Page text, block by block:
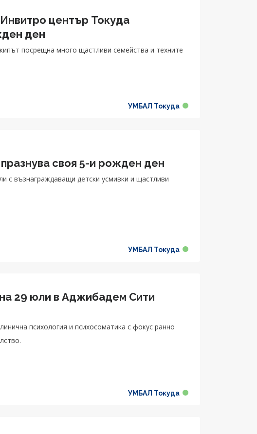
център Токуда
ден
посрещна много щастливи семейства и техните
УМБАЛ Токуда
своя 5-и рожден ден
с възнаграждаващи детски усмивки и щастливи
УМБАЛ Токуда
29 юли в Аджибадем Сити
психология и психосоматика с фокус ранно
УМБАЛ Токуда